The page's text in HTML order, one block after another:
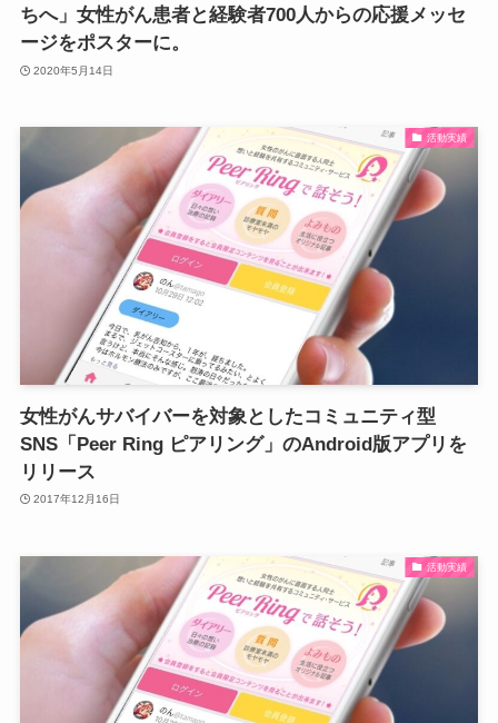
ちへ」女性がん患者と経験者700人からの応援メッセ
ージをポスターに。
2020年5月14日
活動実績
女性がんサバイバーを対象としたコミュニティ型
SNS「Peer Ring ピアリング」のAndroid版アプリを
リリース
2017年12月16日
活動実績